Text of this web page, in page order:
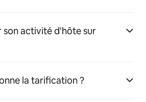
son activité d'hôte sur
la tarification ?